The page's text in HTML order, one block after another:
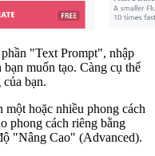
"Text Prompt", nhập
muốn tạo. Càng cụ thể
bạn.
một hoặc nhiều phong cách
phong cách riêng bằng
"Nâng Cao" (Advanced).